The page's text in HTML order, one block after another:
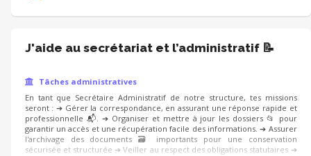
J'aide au secrétariat et l’administratif 📝
Tâches administratives
En tant que Secrétaire Administratif de notre structure, tes missions
seront : ➔ Gérer la correspondance, en assurant une réponse rapide et
professionnelle 📬. ➔ Organiser et mettre à jour les dossiers 📂 pour
garantir un accès et une récupération facile des informations. ➔ Assurer
l'archivage des documents 🗃️ importants pour une conservation
sécurisée et structurée ➔ Veiller au respect des obligations statutaires ➔